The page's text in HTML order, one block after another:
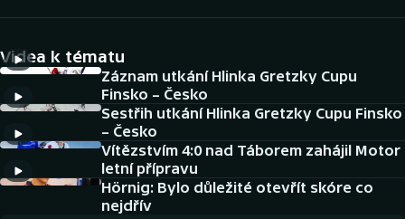
DALŠÍ SPORTY
Americký fotbal
Baseball a softbal
NEPŘEHLÉDNĚTE
Historické návraty
Videa k tématu
Záznam utkání Hlinka Gretzky Cupu
Finsko – Česko
Sestřih utkání Hlinka Gretzky Cupu Finsko
– Česko
Vítězstvím 4:0 nad Táborem zahájil Motor
letní přípravu
Hörnig: Bylo důležité otevřít skóre co
nejdřív